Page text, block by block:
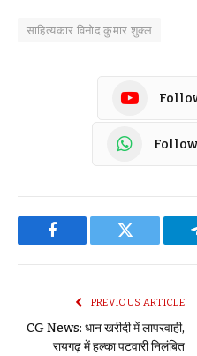
साहित्यकार विनोद कुमार शुक्ल
Facebook Twitter
PREVIOUS ARTICLE
CG News: धान खरीदी में लापरवाही,
रायगढ़ में हल्का पटवारी निलंबित